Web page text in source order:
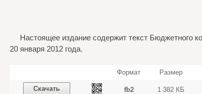
Настоящее издание содержит текст Бюджетного
20 января 2012 года.
Формат Размер
Скачать fb2 1 382 КБ